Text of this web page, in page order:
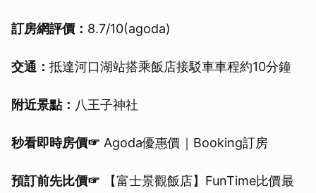
訂房網評價： 8.7/10(agoda)
交通： 抵達河口湖站搭乘飯店接駁車車程約10分鐘
附近景點： 八王子神社
秒看即時房價☞ Agoda優惠價｜Booking訂房
預訂前先比價☞ 【富士景觀飯店】FunTime比價最